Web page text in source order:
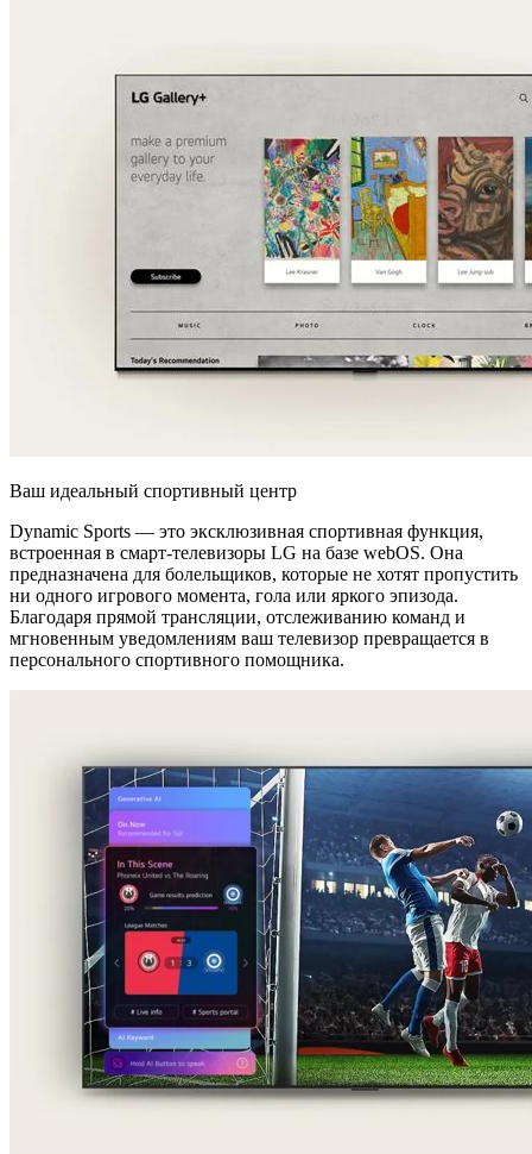
Ваш идеальный спортивный центр
Dynamic Sports — это эксклюзивная спортивная функция,
встроенная в смарт-телевизоры LG на базе webOS. Она
предназначена для болельщиков, которые не хотят пропустить
ни одного игрового момента, гола или яркого эпизода.
Благодаря прямой трансляции, отслеживанию команд и
мгновенным уведомлениям ваш телевизор превращается в
персонального спортивного помощника.